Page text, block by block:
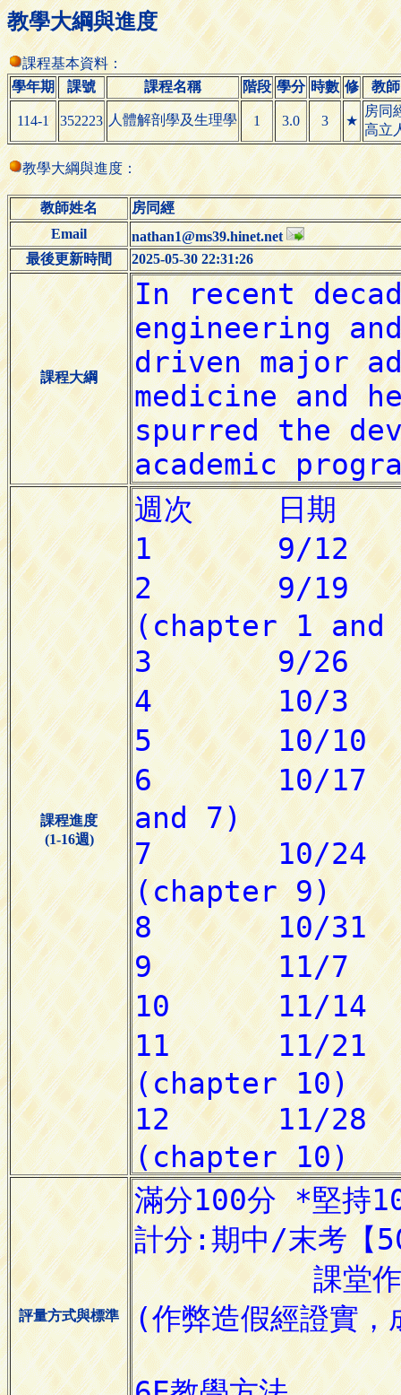
教學大綱與進度
課程基本資料：
學年期
課號 課程名稱 階段 學分 時數 修 教師
114-1 352223 人體解剖學及生理學 1 3.0 3 ★
房同
高立
教學大綱與進度：
教師姓名
房同經
Email
nathan1@ms39.hinet.net
最後更新時間
2025-05-30 22:31:26
課程大綱
課程進度
(1-16週)
評量方式與標準